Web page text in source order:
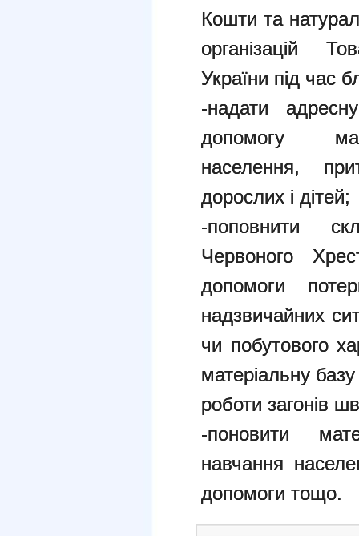
Кошти та
організацій
України під час
-надати
допомогу
населення,
дорослих і дітей;
-поповнити
Червоного
допомоги
надзвичайних
чи побутового
матеріальну
роботи загонів
-поновити
навчання
допомоги тощо.